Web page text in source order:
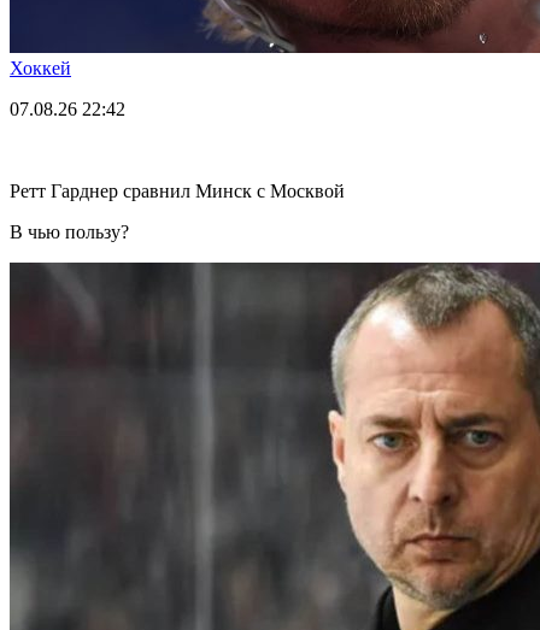
Хоккей
07.08.26 22:42
Ретт Гарднер сравнил Минск с Москвой
В чью пользу?